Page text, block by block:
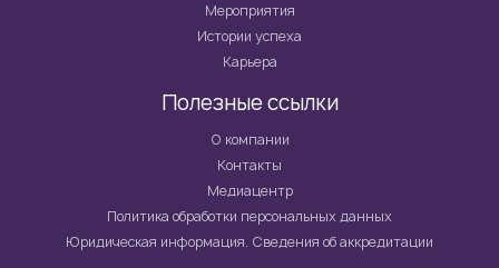
Мероприятия
Истории успеха
Карьера
Полезные ссылки
О компании
Контакты
Медиацентр
Политика обработки персональных данных
Юридическая информация. Сведения об аккредитации